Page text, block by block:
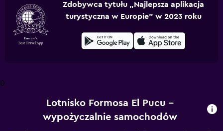
Zdobywca tytułu „Najlepsza aplikacja
turystyczna w Europie” w 2023 roku
0
Lotnisko Formosa El Pucu –
wypożyczalnie samochodów